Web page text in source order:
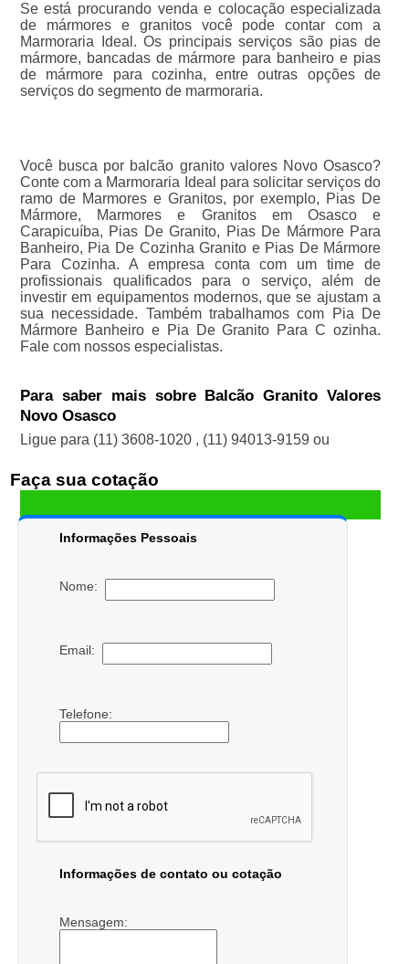
Se está procurando venda e colocação especializada
de mármores e granitos você pode contar com a
Marmoraria Ideal. Os principais serviços são pias de
mármore, bancadas de mármore para banheiro e pias
de mármore para cozinha, entre outras opções de
serviços do segmento de marmoraria.
Você busca por balcão granito valores Novo Osasco?
Conte com a Marmoraria Ideal para solicitar serviços do
ramo de Marmores e Granitos, por exemplo, Pias De
Mármore, Marmores e Granitos em Osasco e
Carapicuíba, Pias De Granito, Pias De Mármore Para
Banheiro, Pia De Cozinha Granito e Pias De Mármore
Para Cozinha. A empresa conta com um time de
profissionais qualificados para o serviço, além de
investir em equipamentos modernos, que se ajustam a
sua necessidade. Também trabalhamos com Pia De
Mármore Banheiro e Pia De Granito Para C ozinha.
Fale com nossos especialistas.
Para saber mais sobre Balcão Granito Valores
Novo Osasco
Ligue para (11) 3608-1020 , (11) 94013-9159 ou
Faça sua cotação
Informações Pessoais
Nome:
Email:
Telefone:
Informações de contato ou cotação
Mensagem: